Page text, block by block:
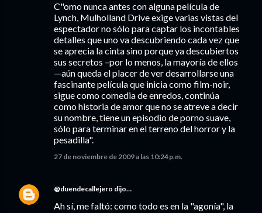
C"omo nunca antes con alguna película de
Lynch, Mulholland Drive exige varias vistas del
espectador no sólo para captar los incontables
detalles que uno va descubriendo cada vez que
se aprecia la cinta sino porque ya descubiertos
sus secretos –por lo menos, la mayoría de ellos
—aún queda el placer de ver desarrollarse una
fascinante película que inicia como film-noir,
sigue como comedia de enredos, continúa
como historia de amor que no se atreve a decir
su nombre, tiene un episodio de porno suave,
sólo para terminar en el terreno del horror y la
pesadilla".
27 de noviembre de 2009 a las 10:24 p.m.
@duendecallejero dijo…
Ah sí, me faltó: como todo es en la "agonía", la